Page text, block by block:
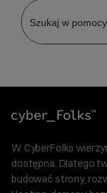
W CyberFolks
dostępna. Dlatego
budować strony,